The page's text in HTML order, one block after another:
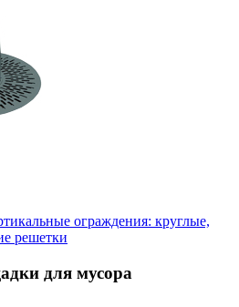
ограждения: круглые,
решетки
для мусора